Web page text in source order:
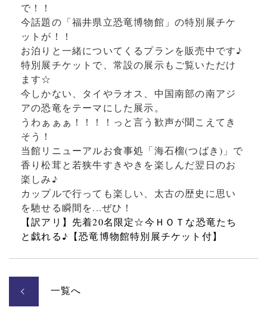
で！！
今話題の「福井県立恐竜博物館」の特別展チケ
ットが！！
お泊りと一緒についてくるプランを販売中です♪
特別展チケットで、常設の展示もご覧いただけ
ます☆
今しかない、タイやラオス、中国南部の南アジ
アの恐竜をテーマにした展示。
うわぁぁぁ！！！！っと言う歓声が聞こえてき
そう！
当館リニューアルお食事処「海石榴(つばき)」で
香り松茸と若狭牛すきやきを楽しんだ翌日のお
楽しみ♪
カップルで行っても楽しい、太古の歴史に思い
を馳せる瞬間を...ぜひ！
【訳アリ】先着20名限定☆今ＨＯＴな恐竜たち
と戯れる♪【恐竜博物館特別展チケット付】
一覧へ